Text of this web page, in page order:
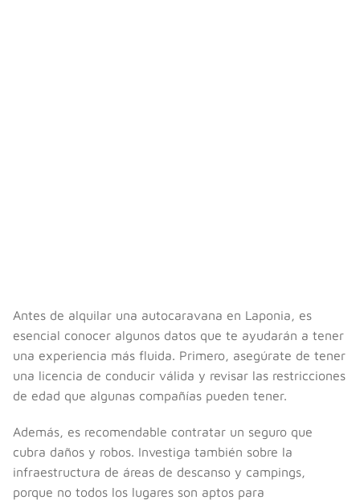
Antes de alquilar una autocaravana en Laponia, es
esencial conocer algunos datos que te ayudarán a tener
una experiencia más fluida. Primero, asegúrate de tener
una licencia de conducir válida y revisar las restricciones
de edad que algunas compañías pueden tener.
Además, es recomendable contratar un seguro que
cubra daños y robos. Investiga también sobre la
infraestructura de áreas de descanso y campings,
porque no todos los lugares son aptos para